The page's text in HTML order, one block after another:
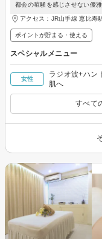
都会の喧騒を感じさせない優
アクセス：JR山手線 恵比寿
ポイントが貯まる・使える
スペシャルメニュー
女性
ラジオ波+ハン
肌へ
すべて